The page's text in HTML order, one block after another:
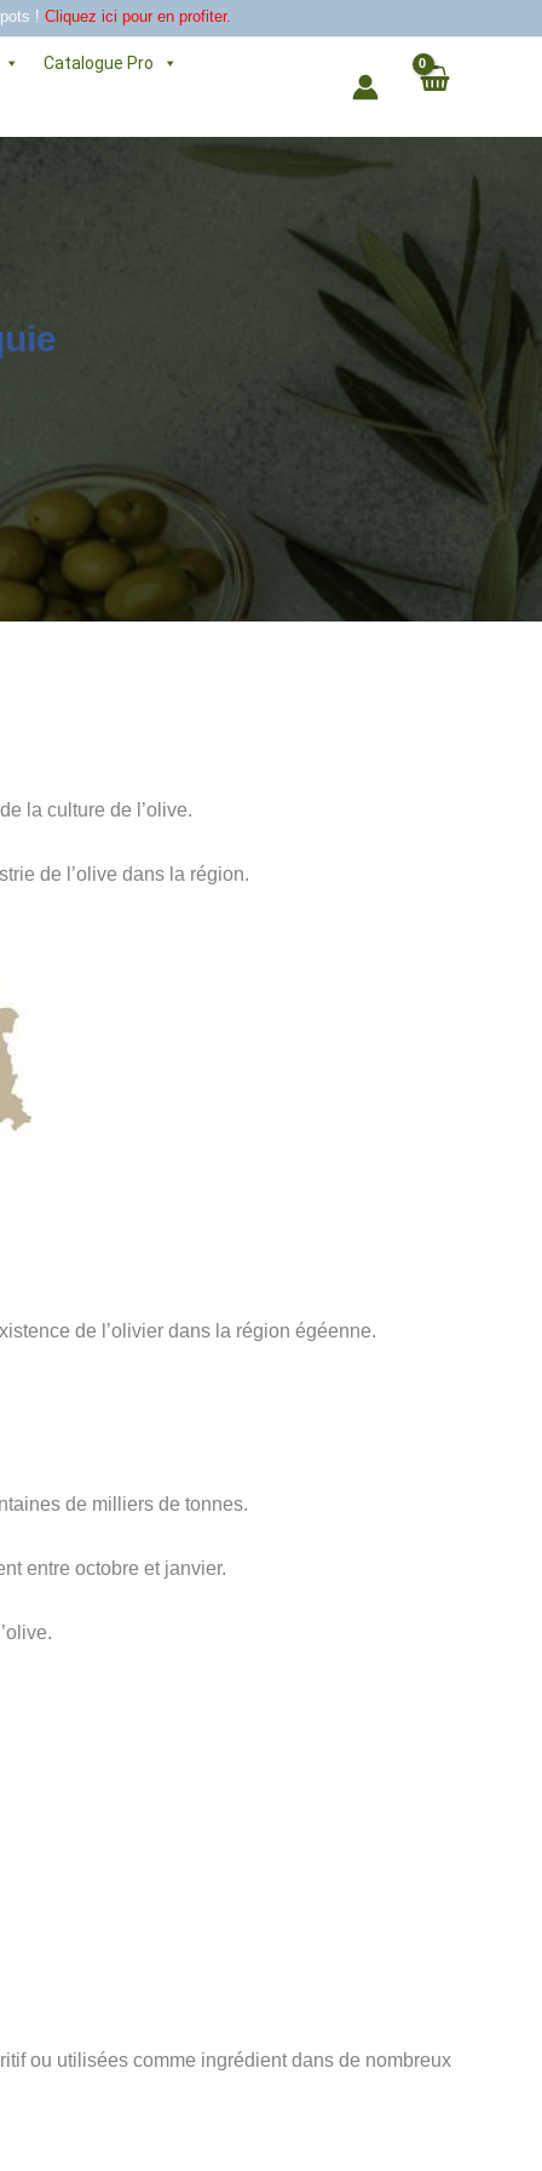
! Cliquez ici pour en profiter.
Catalogue Pro
la culture de l’olive.
de l’olive dans la région.
de l’olivier dans la région égéenne.
de milliers de tonnes.
entre octobre et janvier.
ou utilisées comme ingrédient dans de nombreux